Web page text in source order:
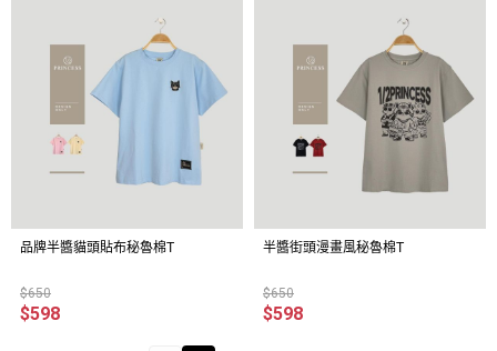
品牌半醬貓頭貼布秘魯棉T
$650
$598
半醬街頭漫畫風秘魯棉T
$650
$598